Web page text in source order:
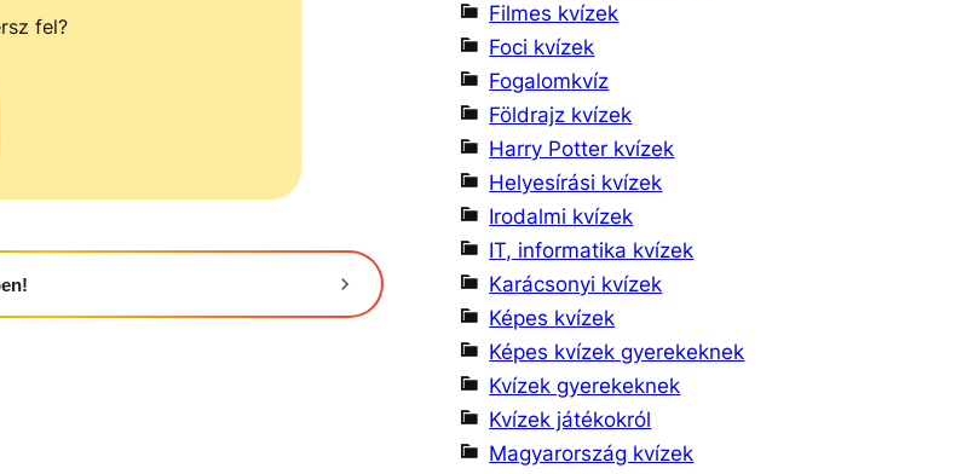
fel?
Filmes kvízek
Foci kvízek
Fogalomkvíz
Földrajz kvízek
Harry Potter kvízek
Helyesírási kvízek
Irodalmi kvízek
IT, informatika kvízek
Karácsonyi kvízek
Képes kvízek
Képes kvízek gyerekeknek
Kvízek gyerekeknek
Kvízek játékokról
Magyarország kvízek